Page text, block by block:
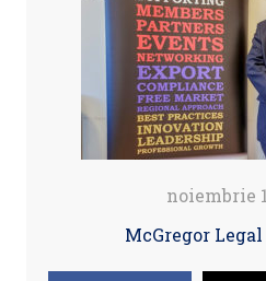
noiembrie
McGregor